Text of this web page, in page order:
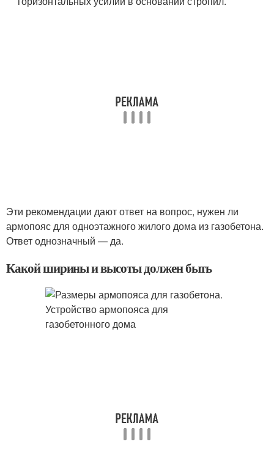
Эти рекомендации дают ответ на вопрос, нужен ли
армопояс для одноэтажного жилого дома из газобетона.
Ответ однозначный — да.
Какой ширины и высоты должен быть